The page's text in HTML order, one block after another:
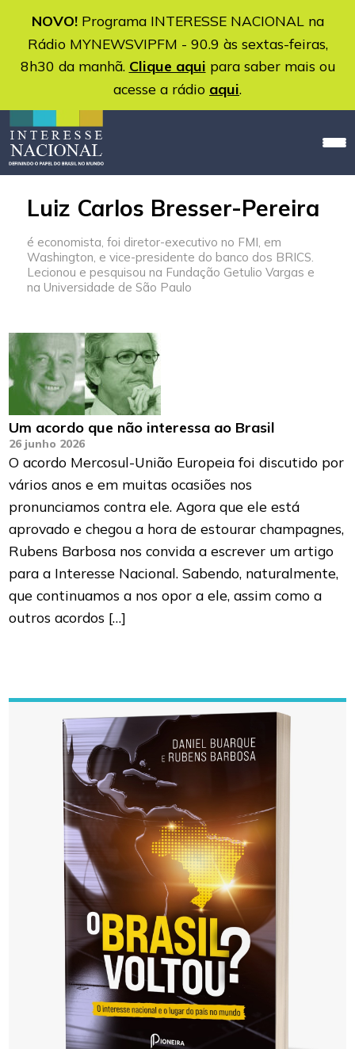
NOVO!Programa INTERESSE NACIONAL na
Rádio MYNEWSVIPFM - 90.9 às sextas-feiras,
8h30 da manhã. Clique aqui para saber mais ou
acesse a rádio aqui.
Luiz Carlos Bresser-Pereira
é economista, foi diretor-executivo no FMI, em
Washington, e vice-presidente do banco dos BRICS.
Lecionou e pesquisou na Fundação Getulio Vargas e
na Universidade de São Paulo
Um acordo que não interessa ao Brasil
26 junho 2026
O acordo Mercosul-União Europeia foi discutido por
vários anos e em muitas ocasiões nos
pronunciamos contra ele. Agora que ele está
aprovado e chegou a hora de estourar champagnes,
Rubens Barbosa nos convida a escrever um artigo
para a Interesse Nacional. Sabendo, naturalmente,
que continuamos a nos opor a ele, assim como a
outros acordos […]